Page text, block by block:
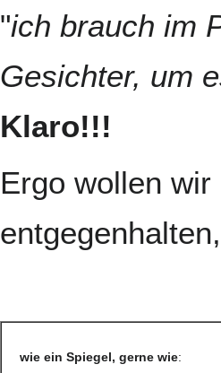
"ich brauch im
Gesichter, um
Klaro!!!
Ergo wollen
entgegenhalten,
wie ein Spiegel, gerne wie: